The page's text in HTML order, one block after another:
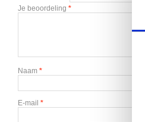
Je beoordeling *
Naam *
E-mail *